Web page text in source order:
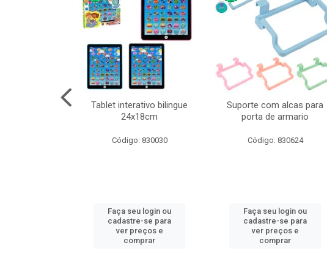
Tablet interativo bilingue
24x18cm
Código: 830030
Faça seu login ou
cadastre-se para
ver preços e
comprar
Suporte com alcas para
porta de armario
Código: 830624
Faça seu login ou
cadastre-se para
ver preços e
comprar